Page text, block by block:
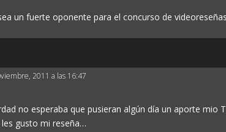
un fuerte oponente para el concurso de
2011 a las 16:47
no esperaba que pusieran algún día un aporte mio
gusto mi reseña…